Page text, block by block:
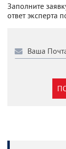
Заполните
ответ эксперта